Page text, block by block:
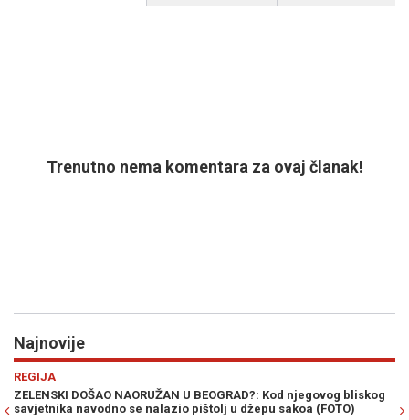
Trenutno nema komentara za ovaj članak!
Najnovije
BEOGRAD?: Kod njegovog bliskog
u džepu sakoa (FOTO)
SVE SE OVO DEŠAVALO PRED
Beogradu pitao Zelenskog - "Kako